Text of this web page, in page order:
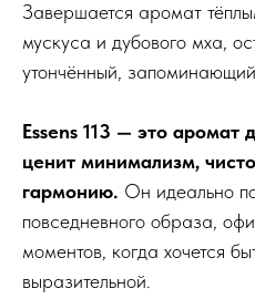
Завершается аромат
мускуса и дубового мха,
утончённый,
Essens 113 — это
ценит минимализм,
гармонию. Он идеально
повседневного образа,
моментов, когда хочется
выразительной.